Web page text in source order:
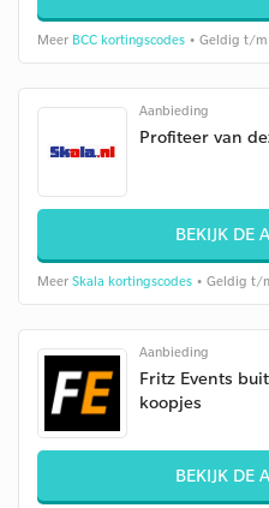
Meer BCC kortingscodes • Geldig t/m
Aanbieding
Profiteer van
BEKIJK DE
Meer Skala kortingscodes • Geldig t/
Aanbieding
Fritz Events
koopjes
BEKIJK DE